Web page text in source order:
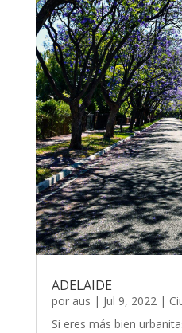
ADELAIDE
por aus | Jul 9, 2022 |
Si eres más bien